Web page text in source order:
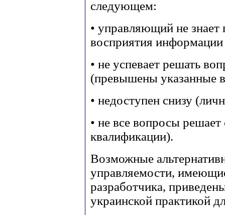
следующем:
• управляющий не знает
восприятия информации
• не успевает решать
(превышены указанные
• недоступен снизу
• не все вопросы
квалификации).
Возможные
управляемости,
разработчика,
украинской практикой